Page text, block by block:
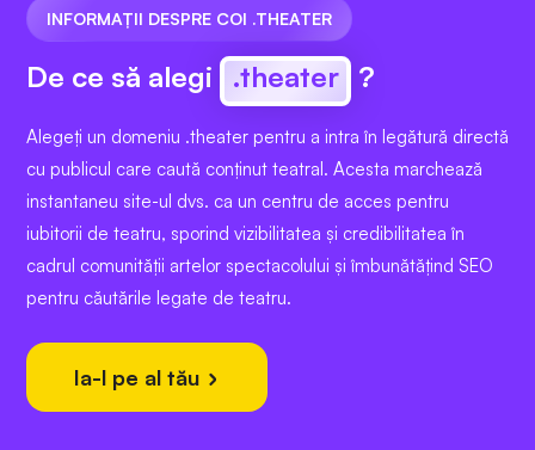
INFORMAȚII DESPRE COI .THEATER
De ce să alegi .theater ?
Alegeți un domeniu .theater pentru a intra în legătură directă
cu publicul care caută conținut teatral. Acesta marchează
instantaneu site-ul dvs. ca un centru de acces pentru
iubitorii de teatru, sporind vizibilitatea și credibilitatea în
cadrul comunității artelor spectacolului și îmbunătățind SEO
pentru căutările legate de teatru.
Ia-l pe al tău